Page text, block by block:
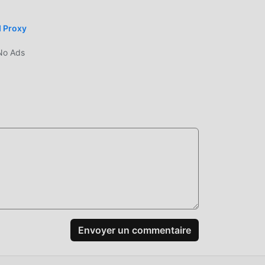
Proxy
Ads
Envoyer un commentaire